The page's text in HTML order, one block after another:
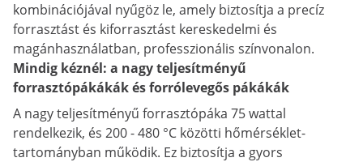
kombinációjával nyűgöz le, amely biztosítja a precíz
forrasztást és kiforrasztást kereskedelmi és
magánhasználatban, professzionális színvonalon.
Mindig kéznél: a nagy teljesítményű
forrasztópákákák és forrólevegős pákákák
A nagy teljesítményű forrasztópáka 75 wattal
rendelkezik, és 200 - 480 °C közötti hőmérséklet-
tartományban működik. Ez biztosítja a gyors